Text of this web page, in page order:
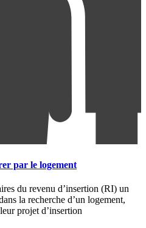
par le logement
du revenu d’insertion (RI) un
la recherche d’un logement,
projet d’insertion